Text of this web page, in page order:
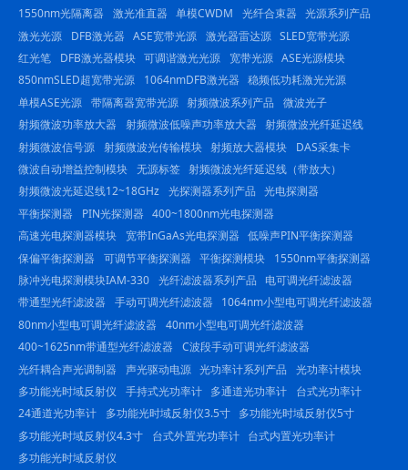
1550nm光隔离器
激光准直器 单模CWDM 光纤合束器
光源系列产品
激光光源
DFB激光器 ASE宽带光源 激光器雷达源 SLED宽带光源
红光笔
DFB激光器模块 可调谐激光光源 宽带光源 ASE光源模块
850nmSLED超宽带光源
1064nmDFB激光器 稳频低功耗激光光源
单模ASE光源 带隔离器宽带光源 射频微波系列产品
微波光子
射频微波功率放大器
射频微波低噪声功率放大器 射频微波光纤延迟线
射频微波信号源 射频微波光传输模块 射频放大器模块
DAS采集卡
微波自动增益控制模块 无源标签 射频微波光纤延迟线（带放大）
射频微波光延迟线12~18GHz 光探测器系列产品 光电探测器
平衡探测器
PIN光探测器 400~1800nm光电探测器
高速光电探测器模块
宽带InGaAs光电探测器 低噪声PIN平衡探测器
保偏平衡探测器
可调节平衡探测器 平衡探测模块
1550nm平衡探测器
脉冲光电探测模块IAM-330 光纤滤波器系列产品
电可调光纤滤波器
带通型光纤滤波器
手动可调光纤滤波器
1064nm小型电可调光纤滤波器
80nm小型电可调光纤滤波器
40nm小型电可调光纤滤波器
400~1625nm带通型光纤滤波器
C波段手动可调光纤滤波器
光纤耦合声光调制器
声光驱动电源 光功率计系列产品
光功率计模块
多功能光时域反射仪
手持式光功率计 多通道光功率计
台式光功率计
24通道光功率计
多功能光时域反射仪3.5寸
多功能光时域反射仪5寸
多功能光时域反射仪4.3寸
台式外置光功率计
台式内置光功率计
多功能光时域反射仪